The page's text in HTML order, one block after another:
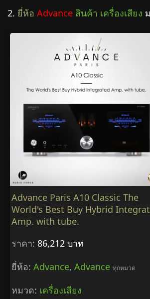
2. ยี่ห้อ Advance สินค้า เครื่องเสียง
Advance Paris A10 Classic The
World's Best Buy Hybrid
Amp. with tube.
ราคา: 86,212 บาท
ยี่ห้อ: Advance, Advance ทุกหมวด
หมวด: เครื่องเสียง